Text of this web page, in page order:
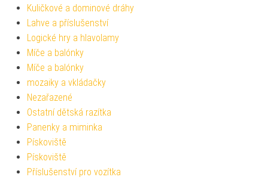
Kuličkové a dominové dráhy
Lahve a příslušenství
Logické hry a hlavolamy
Míče a balónky
Míče a balónky
mozaiky a vkládačky
Nezařazené
Ostatní dětská razítka
Panenky a miminka
Pískoviště
Pískoviště
Příslušenství pro vozítka